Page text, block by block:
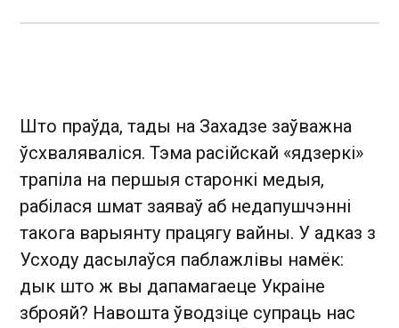
Што праўда, тады на Захадзе заўважна
ўсхваляваліся. Тэма расійскай «ядзеркі»
трапіла на першыя старонкі медыя,
рабілася шмат заяваў аб недапушчэнні
такога варыянту працягу вайны. У адказ з
Усходу дасылаўся паблажлівы намёк:
дык што ж вы дапамагаеце Украіне
зброяй? Навошта ўводзіце супраць нас